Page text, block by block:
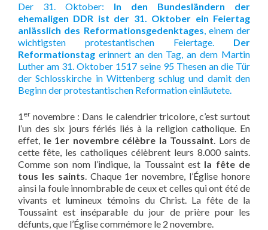
Der 31. Oktober: In den Bundesländern der
ehemaligen DDR ist der 31. Oktober ein Feiertag
anlässlich des Reformationsgedenktages, einem der
wichtigsten protestantischen Feiertage. Der
Reformationstag erinnert an den Tag, an dem Martin
Luther am 31. Oktober 1517 seine 95 Thesen an die Tür
der Schlosskirche in Wittenberg schlug und damit den
Beginn der protestantischen Reformation einläutete.
1 er novembre : Dans le calendrier tricolore, c’est surtout
l’un des six jours fériés liés à la religion catholique. En
effet, le 1er novembre célèbre la Toussaint. Lors de
cette fête, les catholiques célèbrent leurs 8.000 saints.
Comme son nom l’indique, la Toussaint est la fête de
tous les saints. Chaque 1er novembre, l’Église honore
ainsi la foule innombrable de ceux et celles qui ont été de
vivants et lumineux témoins du Christ. La fête de la
Toussaint est inséparable du jour de prière pour les
défunts, que l’Église commémore le 2 novembre.